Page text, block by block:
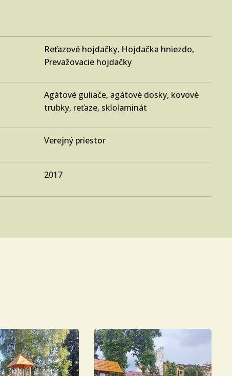
Reťazové hojdačky, Hojdačka hniezdo,
Prevažovacie hojdačky
Agátové guliače, agátové dosky, kovové
trubky, reťaze, sklolaminát
Verejný priestor
2017